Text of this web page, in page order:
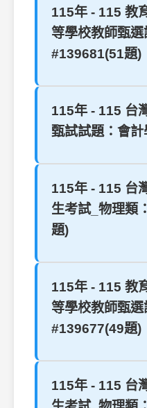
115年 - 115 教
等學校教師甄
#139681(51題)
115年 - 115 台
甄試試題：會
115年 - 115 台
生考試_物理類
題)
115年 - 115 教
等學校教師甄
#139677(49題)
115年 - 115 台